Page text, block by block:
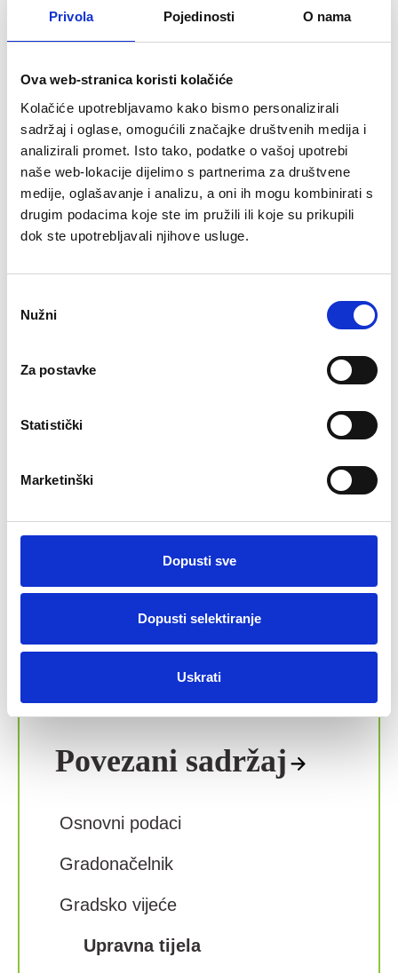
Privola Pojedinosti O nama
Ova web-stranica koristi kolačiće
Kolačiće upotrebljavamo kako bismo personalizirali
sadržaj i oglase, omogućili značajke društvenih medija i
analizirali promet. Isto tako, podatke o vašoj upotrebi
naše web-lokacije dijelimo s partnerima za društvene
medije, oglašavanje i analizu, a oni ih mogu kombinirati s
drugim podacima koje ste im pružili ili koje su prikupili
dok ste upotrebljavali njihove usluge.
pristanka
Nužni
Za postavke
Statistički
Marketinški
Dopusti sve
Dopusti selektiranje
Uskrati
Viša stručna
suradnica za
društvene djelatnosti,
informiranje, protokol
i međunarodnu
Jelena Jazbec, mag.
nov.
tel.: 049 376 052
da.hr
Viši referent za opće
djelatnosti
tel.: tel.: 049 376
tel.: 049 376 052
Pravilnik o unutarnjem redu Upravnog odjela za opće poslove i
društvene djelatnosti
https://glasnik.kzz.hr/2025/3
Povezani sadržaj
Osnovni podaci
Gradonačelnik
Gradsko vijeće
Upravna tijela